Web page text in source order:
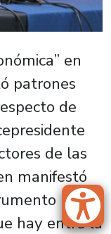
en
patrones
de
de las
manifestó
(PSU)
hay entre la